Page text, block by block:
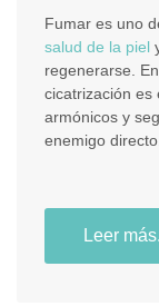
Fumar es uno
salud de la piel
regenerarse.
cicatrización es
armónicos y
enemigo directo.
Leer